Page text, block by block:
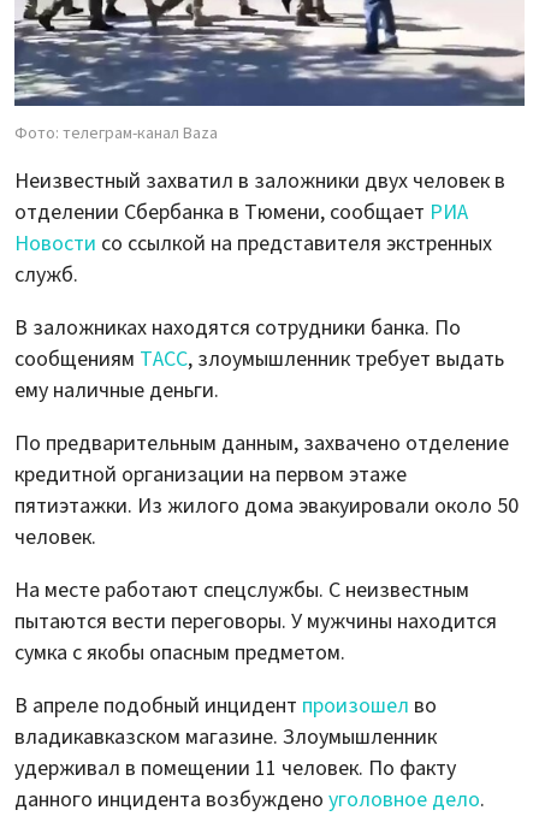
Фото: телеграм-канал Baza
Неизвестный захватил в заложники двух человек в
отделении Сбербанка в Тюмени, сообщает РИА
Новости со ссылкой на представителя экстренных
служб.
В заложниках находятся сотрудники банка. По
сообщениям ТАСС, злоумышленник требует выдать
ему наличные деньги.
По предварительным данным, захвачено отделение
кредитной организации на первом этаже
пятиэтажки. Из жилого дома эвакуировали около 50
человек.
На месте работают спецслужбы. С неизвестным
пытаются вести переговоры. У мужчины находится
сумка с якобы опасным предметом.
В апреле подобный инцидент произошел во
владикавказском магазине. Злоумышленник
удерживал в помещении 11 человек. По факту
данного инцидента возбуждено уголовное дело.